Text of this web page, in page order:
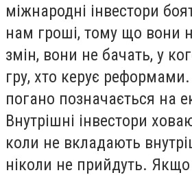
міжнародні інвестори
нам гроші, тому що вони
змін, вони не бачать, у
гру, хто керує
погано позначається на
Внутрішні інвестори
коли не вкладають
ніколи не прийдуть. Якщо